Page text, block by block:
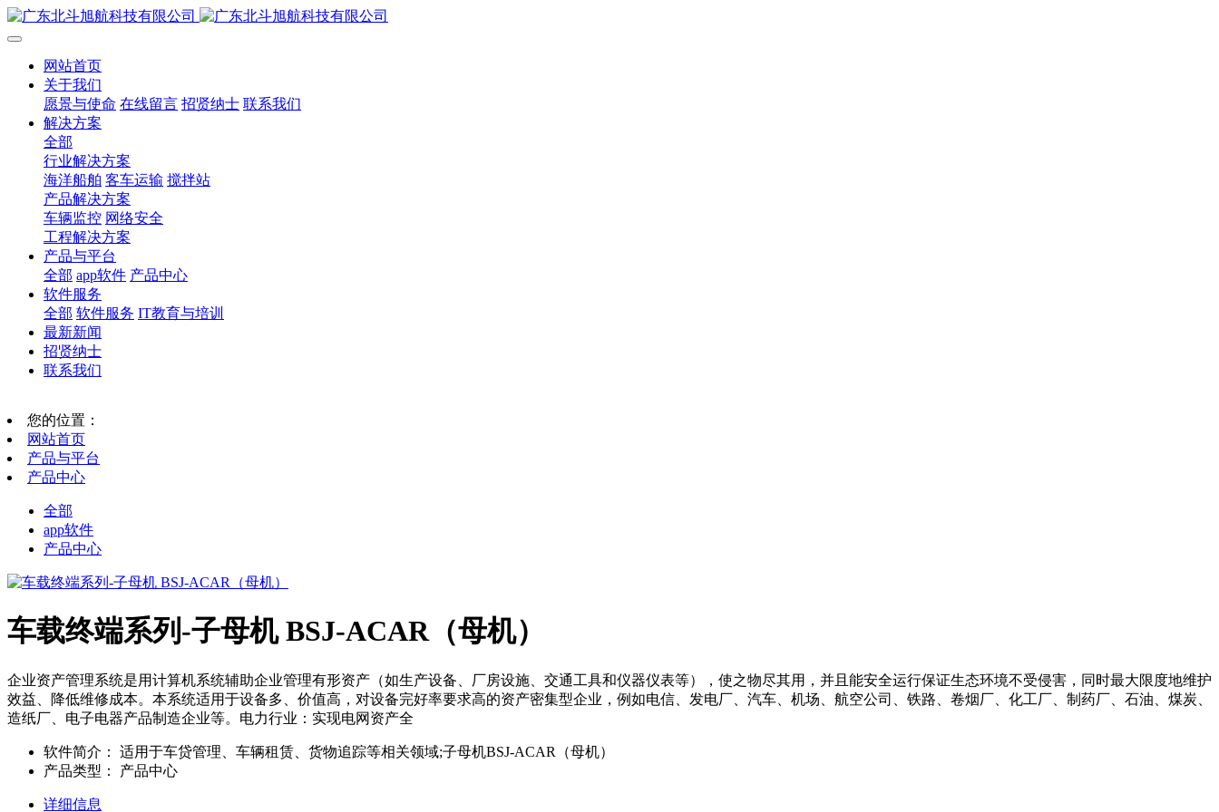
网站首页
关于我们
愿景与使命 在线留言 招贤纳士 联系我们
解决方案
全部
行业解决方案
海洋船舶 客车运输 搅拌站
产品解决方案
车辆监控 网络安全
工程解决方案
产品与平台
全部 app软件 产品中心
软件服务
全部 软件服务 IT教育与培训
最新新闻
招贤纳士
联系我们
您的位置：
网站首页
产品与平台
产品中心
全部
app软件
产品中心
车载终端系列-子母机 BSJ-ACAR（母机）
企业资产管理系统是用计算机系统辅助企业管理有形资产（如生产设备、厂房设施、交通工具和仪器仪表等），使之物尽其用，并且能安全运行保证生态环境不受侵害，同时最大限度地维护
效益、降低维修成本。本系统适用于设备多、价值高，对设备完好率要求高的资产密集型企业，例如电信、发电厂、汽车、机场、航空公司、铁路、卷烟厂、化工厂、制药厂、石油、煤炭、
造纸厂、电子电器产品制造企业等。电力行业：实现电网资产全
软件简介：
适用于车贷管理、车辆租赁、货物追踪等相关领域;子母机BSJ-ACAR（母机）
产品类型：
产品中心
详细信息